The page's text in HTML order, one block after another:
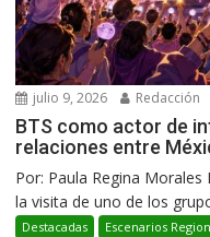
julio 9, 2026 Redacción
BTS como actor de
relaciones entre
Por: Paula Regina
la visita de uno de los
Destacadas Escenarios